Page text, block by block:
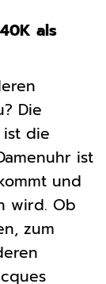
als
Die
ist die
ist
und
wird. Ob
zum